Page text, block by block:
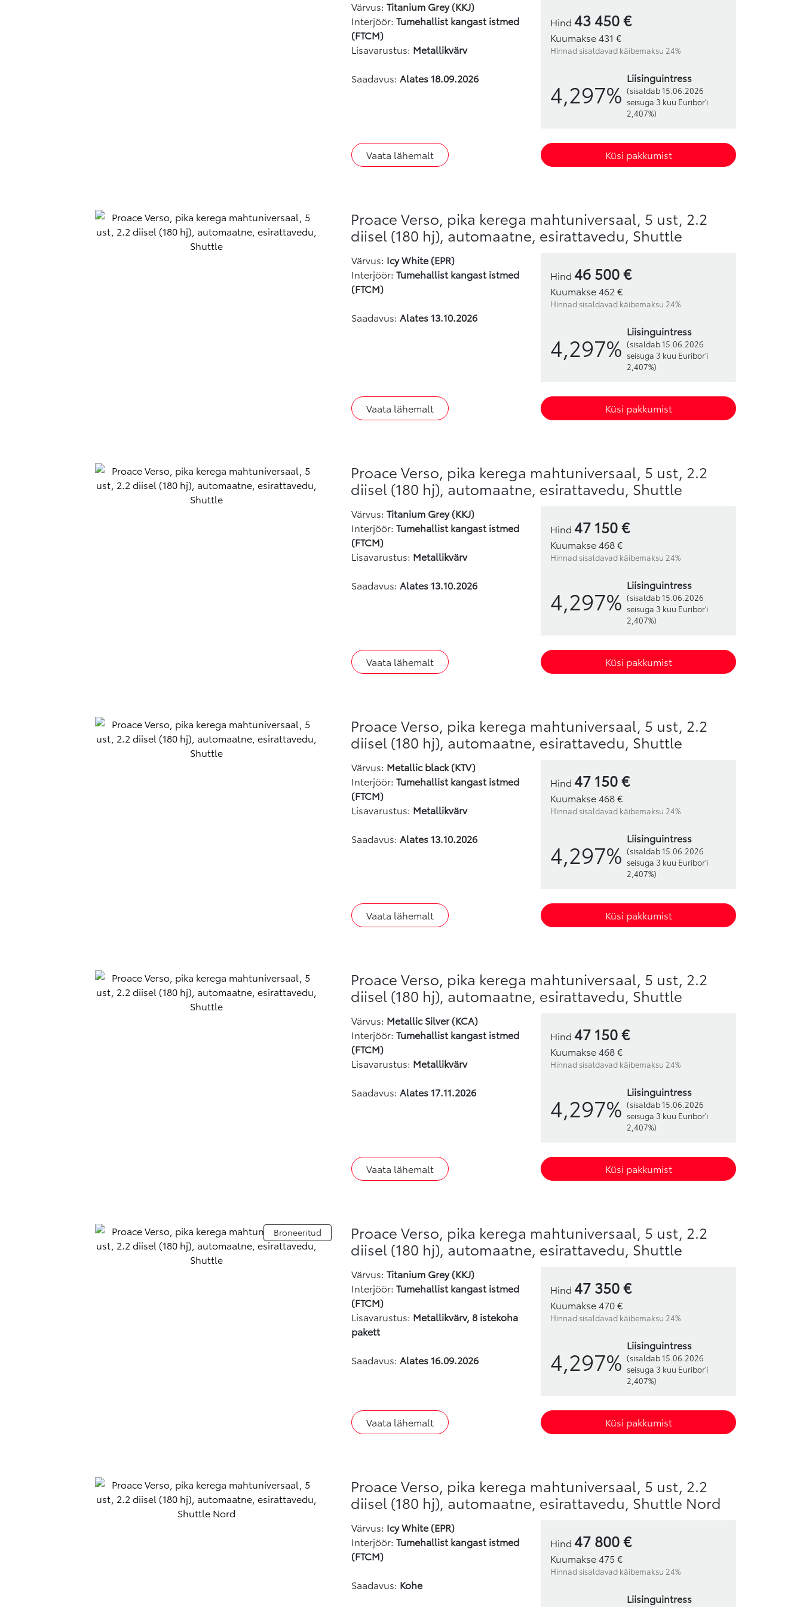
Värvus: Titanium Grey (KKJ)
Interjöör: Tumehallist kangast istmed
(FTCM)
Lisavarustus: Metallikvärv
Saadavus: Alates 18.09.2026
Vaata lähemalt
Hind 43 450 €
Kuumakse 431 €
Hinnad sisaldavad käibemaksu 24%
4,297%
liisinguintress
(sisaldab 15.06.2026
seisuga 3 kuu Euribor'i
2,407%)
Küsi pakkumist
Proace Verso, pika kerega mahtuniversaal, 5 ust, 2.2
diisel (180 hj), automaatne, esirattavedu, Shuttle
Värvus: Icy White (EPR)
Interjöör: Tumehallist kangast istmed
(FTCM)
Saadavus: Alates 13.10.2026
Vaata lähemalt
Hind 46 500 €
Kuumakse 462 €
Hinnad sisaldavad käibemaksu 24%
4,297%
liisinguintress
(sisaldab 15.06.2026
seisuga 3 kuu Euribor'i
2,407%)
Küsi pakkumist
Proace Verso, pika kerega mahtuniversaal, 5 ust, 2.2
diisel (180 hj), automaatne, esirattavedu, Shuttle
Värvus: Titanium Grey (KKJ)
Interjöör: Tumehallist kangast istmed
(FTCM)
Lisavarustus: Metallikvärv
Saadavus: Alates 13.10.2026
Vaata lähemalt
Hind 47 150 €
Kuumakse 468 €
Hinnad sisaldavad käibemaksu 24%
4,297%
liisinguintress
(sisaldab 15.06.2026
seisuga 3 kuu Euribor'i
2,407%)
Küsi pakkumist
Proace Verso, pika kerega mahtuniversaal, 5 ust, 2.2
diisel (180 hj), automaatne, esirattavedu, Shuttle
Värvus: Metallic black (KTV)
Interjöör: Tumehallist kangast istmed
(FTCM)
Lisavarustus: Metallikvärv
Saadavus: Alates 13.10.2026
Vaata lähemalt
Hind 47 150 €
Kuumakse 468 €
Hinnad sisaldavad käibemaksu 24%
4,297%
liisinguintress
(sisaldab 15.06.2026
seisuga 3 kuu Euribor'i
2,407%)
Küsi pakkumist
Proace Verso, pika kerega mahtuniversaal, 5 ust, 2.2
diisel (180 hj), automaatne, esirattavedu, Shuttle
Värvus: Metallic Silver (KCA)
Interjöör: Tumehallist kangast istmed
(FTCM)
Lisavarustus: Metallikvärv
Saadavus: Alates 17.11.2026
Vaata lähemalt
Hind 47 150 €
Kuumakse 468 €
Hinnad sisaldavad käibemaksu 24%
4,297%
liisinguintress
(sisaldab 15.06.2026
seisuga 3 kuu Euribor'i
2,407%)
Küsi pakkumist
Broneeritud
Proace Verso, pika kerega mahtuniversaal, 5 ust, 2.2
diisel (180 hj), automaatne, esirattavedu, Shuttle
Värvus: Titanium Grey (KKJ)
Interjöör: Tumehallist kangast istmed
(FTCM)
Lisavarustus: Metallikvärv, 8 istekoha
pakett
Saadavus: Alates 16.09.2026
Vaata lähemalt
Hind 47 350 €
Kuumakse 470 €
Hinnad sisaldavad käibemaksu 24%
4,297%
liisinguintress
(sisaldab 15.06.2026
seisuga 3 kuu Euribor'i
2,407%)
Küsi pakkumist
Proace Verso, pika kerega mahtuniversaal, 5 ust, 2.2
diisel (180 hj), automaatne, esirattavedu, Shuttle Nord
Värvus: Icy White (EPR)
Interjöör: Tumehallist kangast istmed
(FTCM)
Saadavus: Kohe
Hind 47 800 €
Kuumakse 475 €
Hinnad sisaldavad käibemaksu 24%
liisinguintress